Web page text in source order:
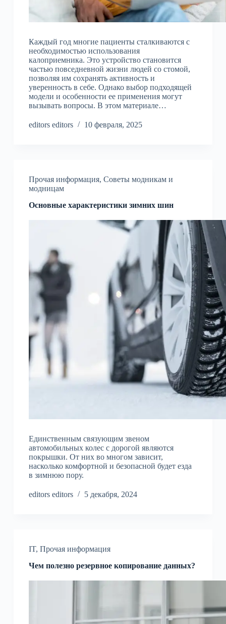
Каждый год многие пациенты сталкиваются с
необходимостью использования
калоприемника. Это устройство становится
частью повседневной жизни людей со стомой,
позволяя им сохранять активность и
уверенность в себе. Однако выбор подходящей
модели и особенности ее применения могут
вызывать вопросы. В этом материале…
editors editors 10 февраля, 2025
Прочая информация, Советы модникам и
модницам
Основные характеристики зимних шин
Единственным связующим звеном
автомобильных колес с дорогой являются
покрышки. От них во многом зависит,
насколько комфортной и безопасной будет езда
в зимнюю пору.
editors editors 5 декабря, 2024
IT, Прочая информация
Чем полезно резервное копирование данных?